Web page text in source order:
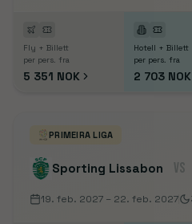
Fly + Billett
per pers. fra
5 351 NOK
Hotell + Billett
per pers. fra
2 703 NOK
PRIMEIRA LIGA
Sporting Lissabon VS
19. feb. 2027 – 22. feb. 2027